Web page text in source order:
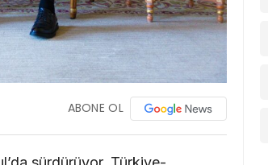
ABONE OL